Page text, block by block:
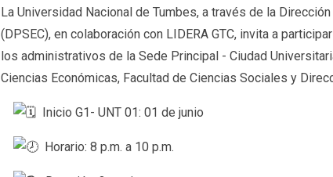
La Universidad Nacional de Tumbes, a través de la
(DPSEC), en colaboración con LIDERA GTC, invita a
los administrativos de la Sede Principal - Ciudad
Ciencias Económicas, Facultad de Ciencias Sociales y
Inicio G1- UNT 01: 01 de junio
Horario: 8 p.m. a 10 p.m.